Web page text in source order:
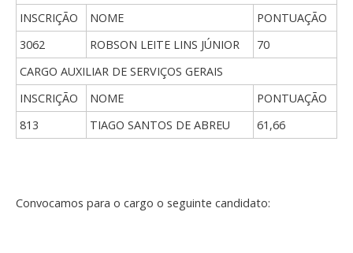
INSCRIÇÃO
NOME
PONTUAÇÃO
3062
ROBSON LEITE LINS JÚNIOR
70
CARGO AUXILIAR DE SERVIÇOS GERAIS
INSCRIÇÃO
NOME
PONTUAÇÃO
813
TIAGO SANTOS DE ABREU 61,66
Convocamos para o cargo o seguinte candidato: